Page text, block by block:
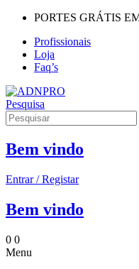
PORTES GRÁTIS
Profissionais
Loja
Faq’s
Pesquisa
Bem vindo
Entrar / Registar
Bem vindo
0 0
Menu